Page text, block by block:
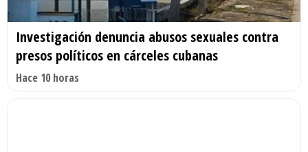
Investigación denuncia abusos sexuales contra
presos políticos en cárceles cubanas
Hace 10 horas